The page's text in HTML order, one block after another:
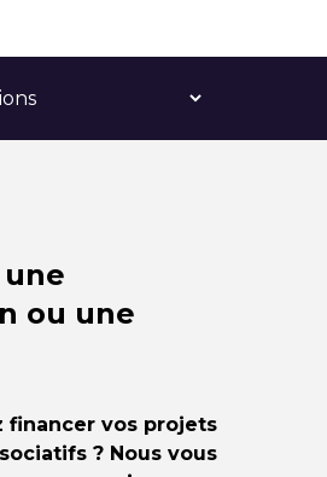
ou une
financer vos projets
? Nous vous